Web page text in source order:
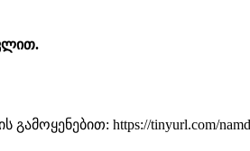
https://tinyurl.com/